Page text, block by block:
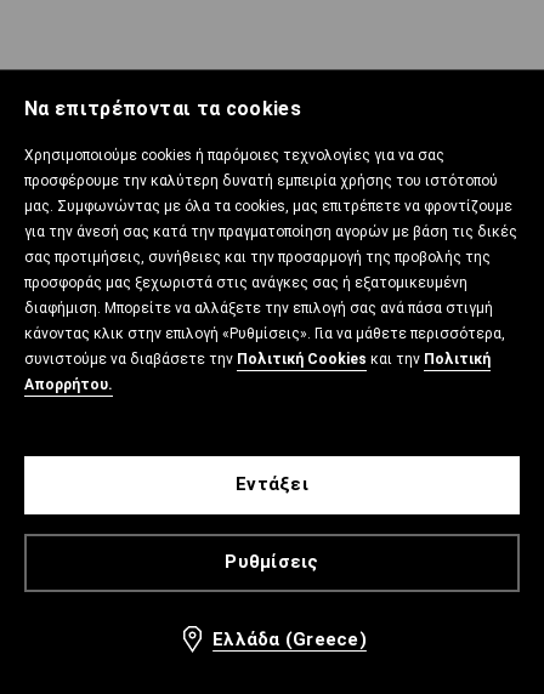
Να επιτρέπονται τα cookies
Χρησιμοποιούμε cookies ή παρόμοιες τεχνολογίες για να σας
προσφέρουμε την καλύτερη δυνατή εμπειρία χρήσης του ιστότοπού
μας. Συμφωνώντας με όλα τα cookies, μας επιτρέπετε να φροντίζουμε
για την άνεσή σας κατά την πραγματοποίηση αγορών με βάση τις δικές
σας προτιμήσεις, συνήθειες και την προσαρμογή της προβολής της
προσφοράς μας ξεχωριστά στις ανάγκες σας ή εξατομικευμένη
διαφήμιση. Μπορείτε να αλλάξετε την επιλογή σας ανά πάσα στιγμή
κάνοντας κλικ στην επιλογή «Ρυθμίσεις». Για να μάθετε περισσότερα,
συνιστούμε να διαβάσετε την Πολιτική Cookies και την Πολιτική
Απορρήτου.
Ρυθμίσεις
Εντάξει
Ελλάδα (Greece)